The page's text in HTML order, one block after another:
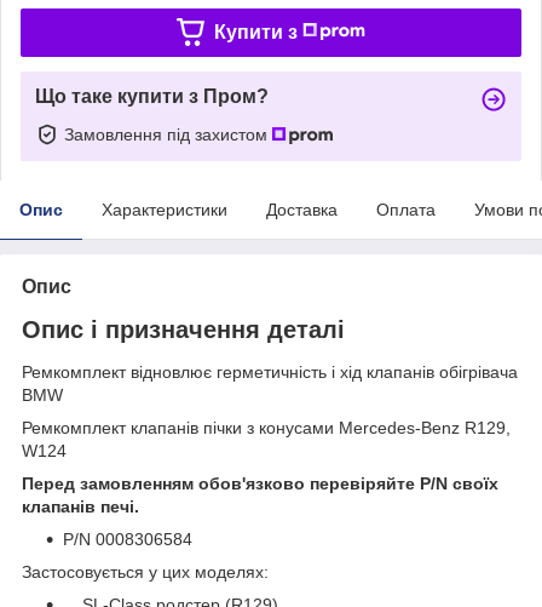
Купити з
Що таке купити з Пром?
Замовлення під захистом
Опис Характеристики Доставка Оплата Умови
Опис
Опис і призначення деталі
Ремкомплект відновлює герметичність і хід клапанів обігрівача
BMW
Ремкомплект клапанів пічки з конусами Mercedes-Benz R129,
W124
Перед замовленням обов'язково перевіряйте P/N своїх
клапанів печі.
P/N 0008306584
Застосовується у цих моделях: